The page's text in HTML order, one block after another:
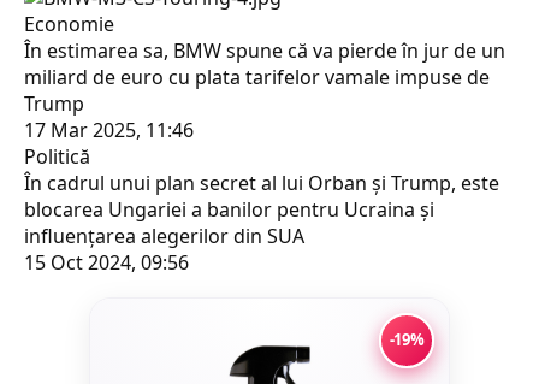
Economie
În estimarea sa, BMW spune că va pierde în jur de un
miliard de euro cu plata tarifelor vamale impuse de
Trump
17 Mar 2025, 11:46
Politică
În cadrul unui plan secret al lui Orban și Trump, este
blocarea Ungariei a banilor pentru Ucraina și
influențarea alegerilor din SUA
15 Oct 2024, 09:56
-19%